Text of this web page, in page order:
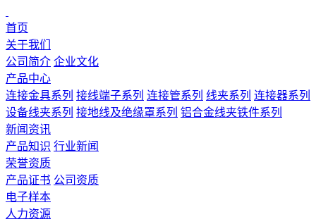
首页
关于我们
公司简介 企业文化
产品中心
连接金具系列 接线端子系列 连接管系列 线夹系列 连接器系列
设备线夹系列 接地线及绝缘罩系列 铝合金线夹铁件系列
新闻资讯
产品知识 行业新闻
荣誉资质
产品证书 公司资质
电子样本
人力资源